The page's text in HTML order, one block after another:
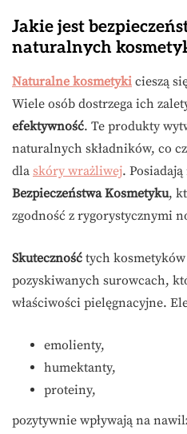
Jakie jest
naturalnych
Naturalne kosmetyki cieszą
Wiele osób dostrzega ich
efektywność. Te produkty
naturalnych składników, co
dla skóry wrażliwej.
Bezpieczeństwa Kosmetyku,
zgodność z rygorystycznymi
Skuteczność tych
pozyskiwanych surowcach,
właściwości pielęgnacyjne.
emolienty,
humektanty,
proteiny,
pozytywnie wpływają na